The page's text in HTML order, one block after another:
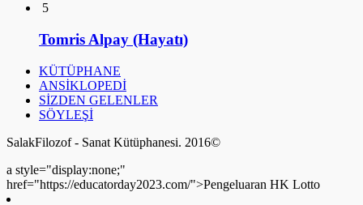
5
Tomris Alpay (Hayatı)
KÜTÜPHANE
ANSİKLOPEDİ
SİZDEN GELENLER
SÖYLEŞİ
SalakFilozof - Sanat Kütüphanesi. 2016©
a style="display:none;"
href="https://educatorday2023.com/">Pengeluaran HK Lotto